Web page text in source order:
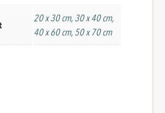
20 x 30 cm, 30 x 40 cm,
40 x 60 cm, 50 x 70 cm